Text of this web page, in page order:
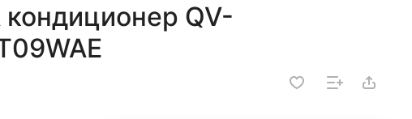
кондиционер QV-